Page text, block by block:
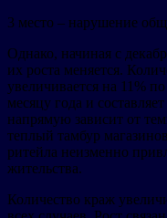
3 место – нарушение
Однако, начиная с
их роста меняется.
увеличивается на 11%
месяцу года и
напрямую зависит от
теплый тамбур
ритейла неизменно
жительства.
Количество краж